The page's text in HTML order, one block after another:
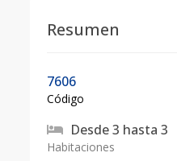
Resumen
7606
Código
Desde3 hasta 3
Habitaciones